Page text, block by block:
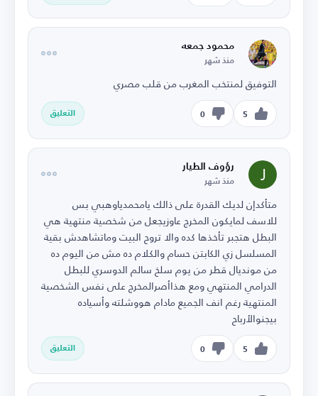
محمود جمعه
منذ شهر
التوفيق لمنتخب المغرب من قلب مصري
5
0 التعليق
رؤوف الطيار
منذ شهر
متأكدإن لديك القدرة على ذالك يامحمدياوهبي بس
للاسف لمايكون المخرج عاوزيجعل من شخصية منتهية هي
البطل هتجبر تأخذها كده والا تروح البيت وماتشاهدش بقية
المسلسل زي الكابتن حسام والكلام ده مش من اليوم ده
من مونديال قطر من يوم سلخ سالم الدوسري للبطل
الدرامي المنتهي ومع هذاأصرالمخرج على نفس الشخصية
المنتهية رغم انف الجميع مادام هووشلته وأسياده
بيجنوالأرباح
5
0 التعليق